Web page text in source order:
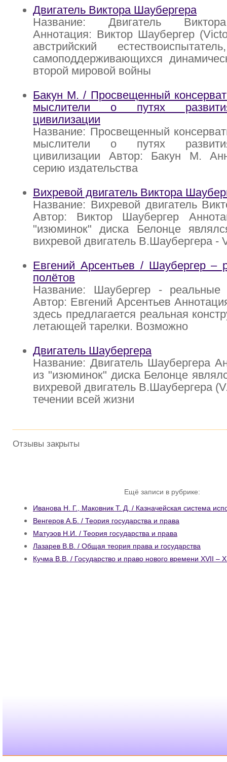
Двигатель Виктора Шаубергера
Название: Двигатель
Аннотация: Виктор Шаубергер
австрийский
самоподдерживающихся
второй мировой войны
Бакун М. / Просвещенный
мыслители о путях
цивилизации
Название: Просвещенный
мыслители о путях
цивилизации Автор: Бакун М.
серию издательства
Вихревой двигатель Виктора
Название: Вихревой двигатель
Автор: Виктор Шаубергер
"изюминок" диска Белонце
вихревой двигатель В.Шаубергера -
Евгений Арсентьев / Шаубергер –
полётов
Название: Шаубергер - реальные
Автор: Евгений Арсентьев
здесь предлагается реальная
летающей тарелки. Возможно
Двигатель Шаубергера
Название: Двигатель Шаубергера
из "изюминок" диска Белонце
вихревой двигатель В.Шаубергера
течении всей жизни
Отзывы закрыты
Ещё записи в рубрике:
Иванова Н. Г., Маковник Т. Д. / Казначейская система
Венгеров А.Б. / Теория государства и права
Матуэов Н.И. / Теория государства и права
Лазарев В.В. / Общая теория права и государства
Кучма В.В. / Государство и право нового времени XVII –